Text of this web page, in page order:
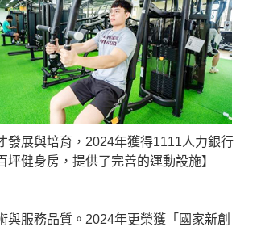
發展與培育，2024年獲得1111人力銀行
健身房，提供了完善的運動設施】
服務品質。2024年更榮獲「國家新創